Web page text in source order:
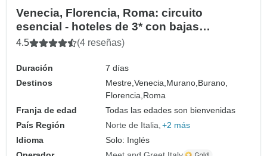
Venecia, Florencia, Roma: circuito
esencial - hoteles de 3* con bajas
emisiones de carbono en tren
4.5 (4 reseñas)
Duración
7 días
Destinos
Mestre,Venecia, Murano, Burano,
Florencia, Roma
Franja de edad
Todas las edades son bienvenidas
País Región
Norte de Italia +2 más
Idioma
Solo: Inglés